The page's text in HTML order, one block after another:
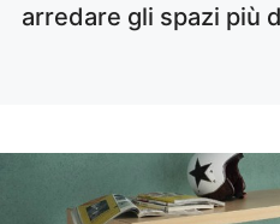
arredare gli spazi più